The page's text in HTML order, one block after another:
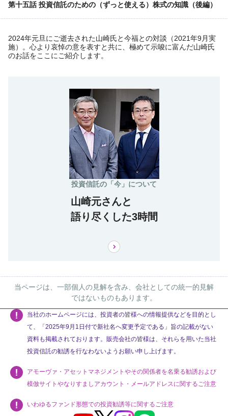
第十五話 投資信託のための（ずっと使える）株式の知識（後編）
2024年元旦にご逝去された山崎氏と今福との対談（2021年9月実
施）。心より哀悼の意を表すと共に、極めて示唆に富んだ山崎氏
のお話をここにご紹介します。
山崎元さんと
語り尽くした3時間
投資信託の「今」について
当ページは、一部個人の見解を含み、会社としての統一的見解
ではないものもあります。
当社のホームページには、投資者の皆様への情報提供などを目的とし
て、「2025年9月1日付で新社名へ変更予定である」旨の記載がない
資料も掲載されております。販売会社の皆様は、それらを用いた当社
投資信託の勧誘を行なわないようお願い申し上げます。
アモーヴァ・アセットマネジメントやその関係者を名乗る勧誘および
模倣サイトやなりすましアカウント・メールアドレスに関するご注意
いわゆるファンド形態での投資勧誘等に関するご注意